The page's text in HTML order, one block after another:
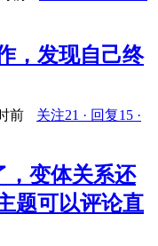
，发现自己终
前
关注21 · 回复15 ·
，变体关系还
题可以评论直